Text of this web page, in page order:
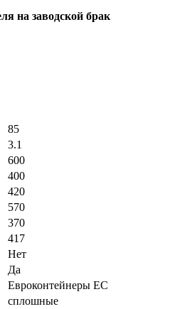
на заводской брак
85
3.1
600
400
420
570
370
417
Нет
Да
Евроконтейнеры ЕС
сплошные